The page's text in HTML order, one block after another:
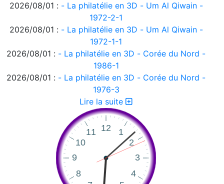
2026/08/01 : - La philatélie en 3D - Um Al Qiwain -
1972-2-1
2026/08/01 : - La philatélie en 3D - Um Al Qiwain -
1972-1-1
2026/08/01 : - La philatélie en 3D - Corée du Nord -
1986-1
2026/08/01 : - La philatélie en 3D - Corée du Nord -
1976-3
- La philatélie en 3D - Corée du Nord -
1976-2
- La philatélie en 3D - Corée du Nord -
1976-1
2026/08/01 :- La philatélie en 3D - Ajman 1972-2
2026/08/01 :- La philatélie en 3D - Ajman 1972-1
2026/08/01 :
- La philatélie en 3D
Lire la suite